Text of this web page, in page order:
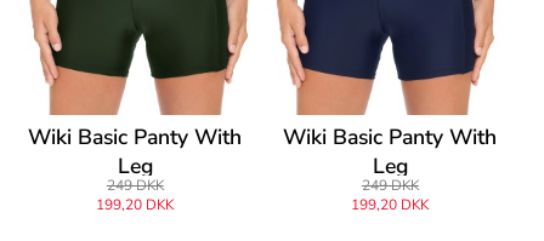
Wiki Basic Panty With
Leg
249 DKK
199,20 DKK
Wiki Basic Panty With
Leg
249 DKK
199,20 DKK